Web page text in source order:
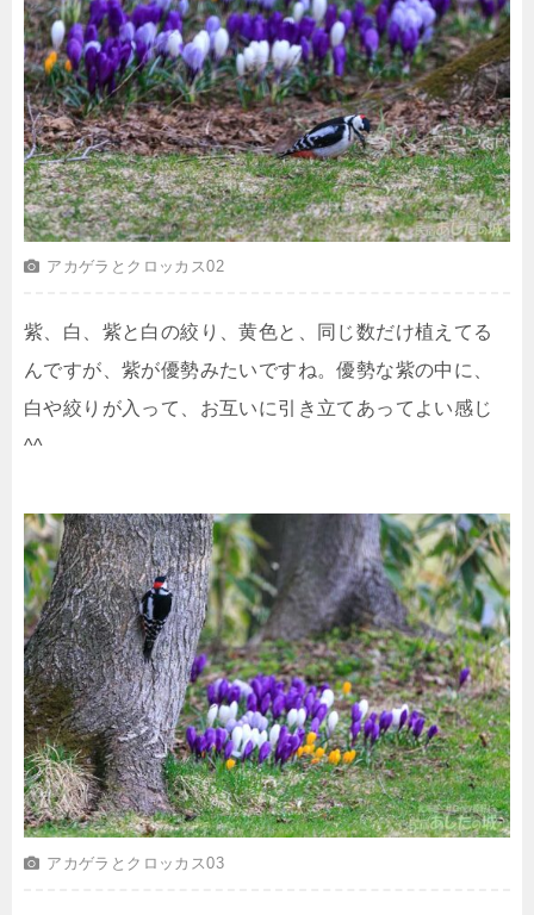
アカゲラとクロッカス02
紫、白、紫と白の絞り、黄色と、同じ数だけ植えてる
んですが、紫が優勢みたいですね。優勢な紫の中に、
白や絞りが入って、お互いに引き立てあってよい感じ
^^
アカゲラとクロッカス03